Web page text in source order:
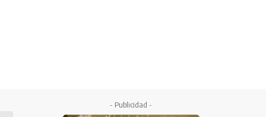
- Publicidad -